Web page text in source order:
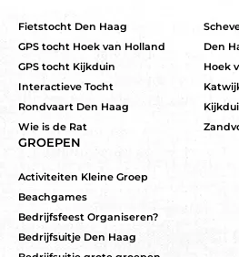
Fietstocht Den Haag
GPS tocht Hoek van Holland
GPS tocht Kijkduin
Interactieve Tocht
Rondvaart Den Haag
Wie is de Rat
Den
Hoek
GROEPEN
Activiteiten Kleine Groep
Beachgames
Bedrijfsfeest Organiseren?
Bedrijfsuitje Den Haag